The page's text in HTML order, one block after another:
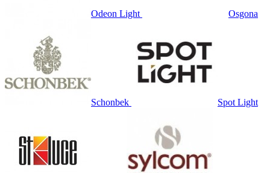
Odeon Light Osgona
Schonbek Spot Light